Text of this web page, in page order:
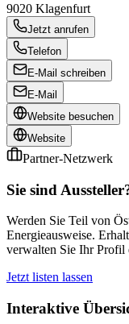
9020 Klagenfurt
Jetzt anrufen
Telefon
E-Mail schreiben
E-Mail
Website besuchen
Website
Partner-Netzwerk
Sie sind
Werden Sie Teil von
Energieausweise.
verwalten Sie Ihr Profil
Jetzt listen lassen
Interaktive